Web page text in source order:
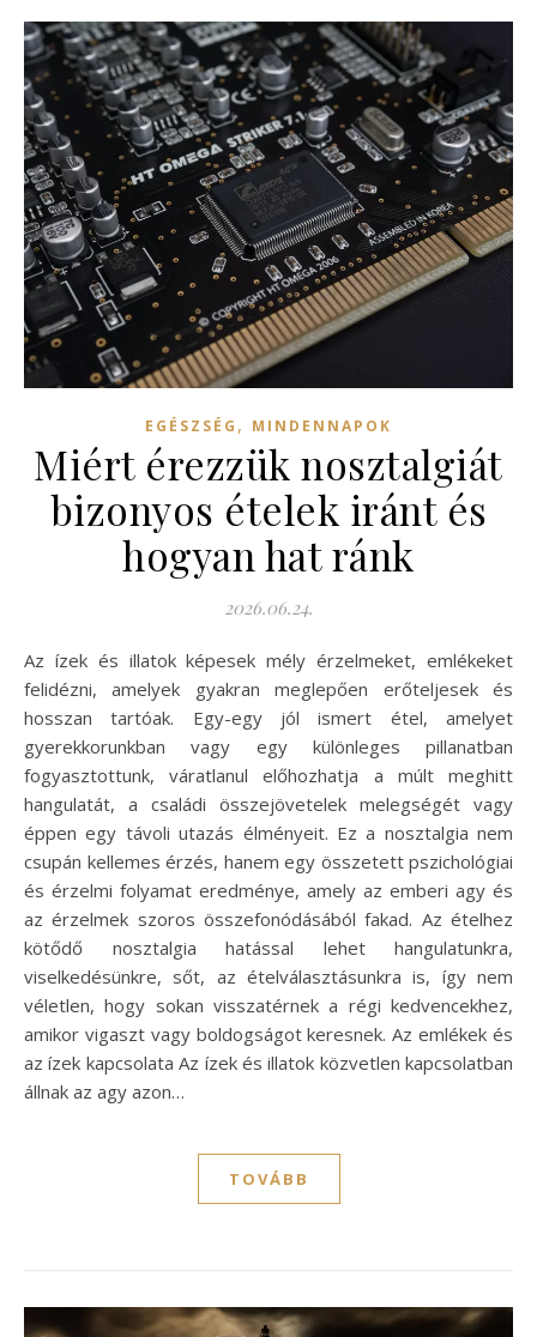
EGÉSZSÉG , MINDENNAPOK
Miért érezzük nosztalgiát
bizonyos ételek iránt és
hogyan hat ránk
2026.06.24.
Az ízek és illatok képesek mély érzelmeket, emlékeket
felidézni, amelyek gyakran meglepően erőteljesek és
hosszan tartóak. Egy-egy jól ismert étel, amelyet
gyerekkorunkban vagy egy különleges pillanatban
fogyasztottunk, váratlanul előhozhatja a múlt meghitt
hangulatát, a családi összejövetelek melegségét vagy
éppen egy távoli utazás élményeit. Ez a nosztalgia nem
csupán kellemes érzés, hanem egy összetett pszichológiai
és érzelmi folyamat eredménye, amely az emberi agy és
az érzelmek szoros összefonódásából fakad. Az ételhez
kötődő nosztalgia hatással lehet hangulatunkra,
viselkedésünkre, sőt, az ételválasztásunkra is, így nem
véletlen, hogy sokan visszatérnek a régi kedvencekhez,
amikor vigaszt vagy boldogságot keresnek. Az emlékek és
az ízek kapcsolata Az ízek és illatok közvetlen kapcsolatban
állnak az agy azon…
TOVÁBB